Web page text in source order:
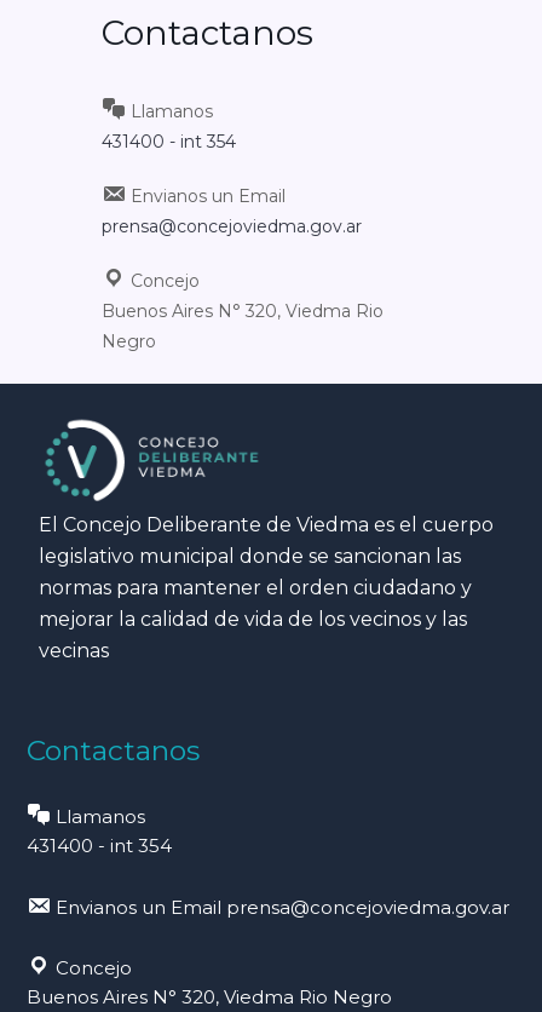
Contactanos
Llamanos
431400 - int 354
Envianos un Email
prensa@concejoviedma.gov.ar
Concejo
Buenos Aires N° 320, Viedma Rio
Negro
El Concejo Deliberante de Viedma es el cuerpo
legislativo municipal donde se sancionan las
normas para mantener el orden ciudadano y
mejorar la calidad de vida de los vecinos y las
vecinas
Contactanos
Llamanos
431400 - int 354
Envianos un Email prensa@concejoviedma.gov.ar
Concejo
Buenos Aires N° 320, Viedma Rio Negro